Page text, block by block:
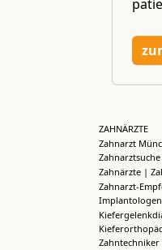
ZAHNÄRZTE
Zahnarzt
Zahnarztsuche
Zahnärzte |
Zahnarzt-
Implantologen
Zahntechniker